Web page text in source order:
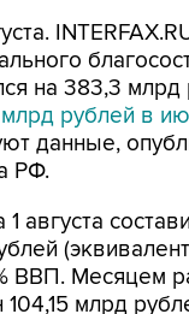
на 383,3 млрд
млрд рублей в
данные,
РФ.
ВВП. Месяцем
104,15 млрд